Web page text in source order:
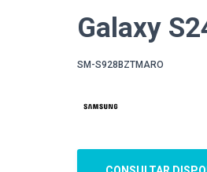
Galaxy
SM-S928BZTMARO